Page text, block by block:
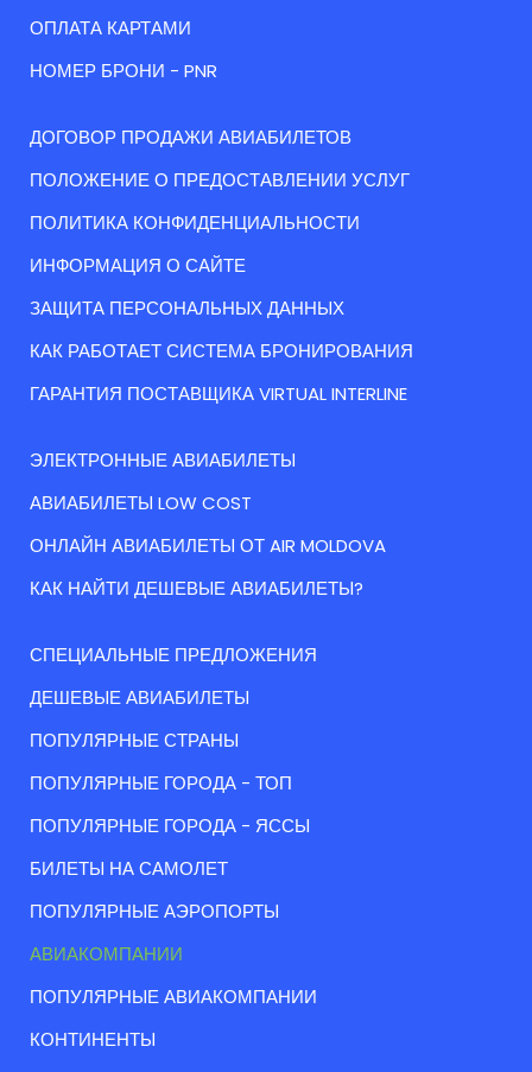
ОПЛАТА КАРТАМИ
НОМЕР БРОНИ - PNR
ДОГОВОР ПРОДАЖИ АВИАБИЛЕТОВ
ПОЛОЖЕНИЕ О ПРЕДОСТАВЛЕНИИ УСЛУГ
ПОЛИТИКА КОНФИДЕНЦИАЛЬНОСТИ
ИНФОРМАЦИЯ О САЙТЕ
ЗАЩИТА ПЕРСОНАЛЬНЫХ ДАННЫХ
КАК РАБОТАЕТ СИСТЕМА БРОНИРОВАНИЯ
ГАРАНТИЯ ПОСТАВЩИКА VIRTUAL INTERLINE
ЭЛЕКТРОННЫЕ АВИАБИЛЕТЫ
АВИАБИЛЕТЫ LOW COST
ОНЛАЙН АВИАБИЛЕТЫ ОТ AIR MOLDOVA
КАК НАЙТИ ДЕШЕВЫЕ АВИАБИЛЕТЫ?
СПЕЦИАЛЬНЫЕ ПРЕДЛОЖЕНИЯ
ДЕШЕВЫЕ АВИАБИЛЕТЫ
ПОПУЛЯРНЫЕ СТРАНЫ
ПОПУЛЯРНЫЕ ГОРОДА - ТОП
ПОПУЛЯРНЫЕ ГОРОДА - ЯССЫ
БИЛЕТЫ НА САМОЛЕТ
ПОПУЛЯРНЫЕ АЭРОПОРТЫ
АВИАКОМПАНИИ
ПОПУЛЯРНЫЕ АВИАКОМПАНИИ
КОНТИНЕНТЫ